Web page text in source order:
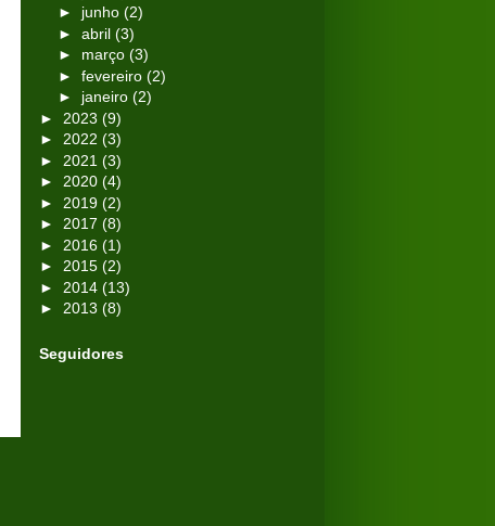
► junho (2)
► abril (3)
► março (3)
► fevereiro (2)
► janeiro (2)
► 2023 (9)
► 2022 (3)
► 2021 (3)
► 2020 (4)
► 2019 (2)
► 2017 (8)
► 2016 (1)
► 2015 (2)
► 2014 (13)
► 2013 (8)
Seguidores